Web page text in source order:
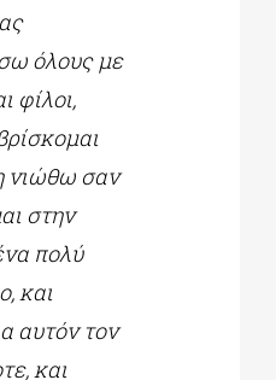
όλους με
φίλοι,
νιώθω σαν
στην
πολύ
και
αυτόν τον
και